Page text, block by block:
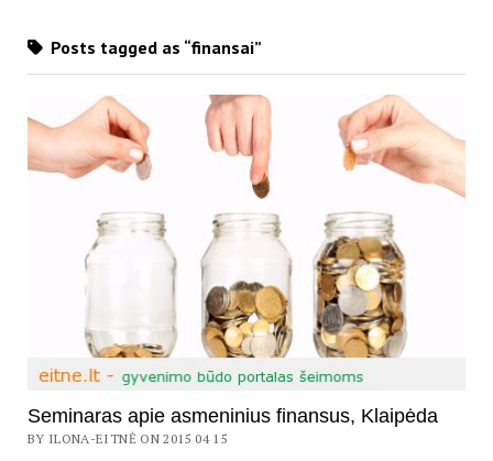
Posts tagged as “finansai”
Seminaras apie asmeninius finansus, Klaipėda
BY ILONA-EITNĖ ON 2015 04 15